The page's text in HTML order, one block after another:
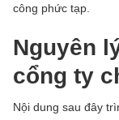
công phức tạp.
Nguyên
cổng ty
Nội dung sau đây